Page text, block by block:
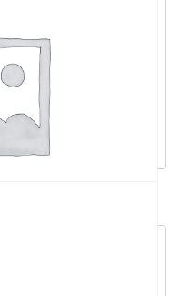
M000E0
525,18 €